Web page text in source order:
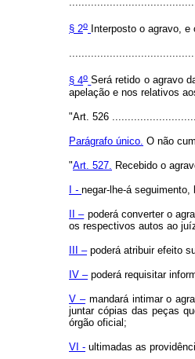
§ 2o Interposto o agravo,
§ 4o Será retido o agravo
apelação e nos relativos
"Art. 526
Parágrafo único. O não
"Art. 527. Recebido o
I - negar-lhe-á
II –poderá converter o
os respectivos autos ao
III –poderá atribuir efeito
IV –poderá requisitar
V –mandará intimar o
juntar cópias das peças
órgão oficial;
VI - ultimadas as